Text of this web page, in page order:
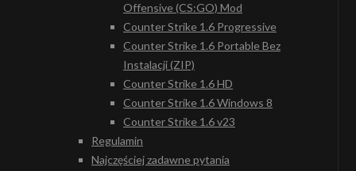
Offensive (CS:GO) Mod
Counter Strike 1.6 Progressive
Counter Strike 1.6 Portable Bez
Instalacji (ZIP)
Counter Strike 1.6 HD
Counter Strike 1.6 Windows 8
Counter Strike 1.6 v23
Regulamin
Najczęściej zadawne pytania